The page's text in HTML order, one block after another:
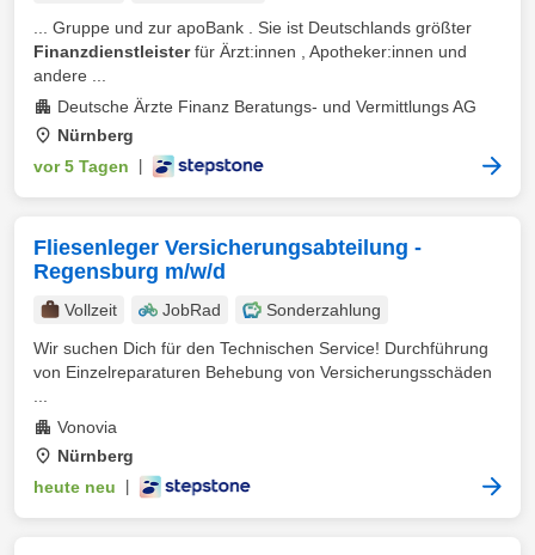
... Gruppe und zur apoBank . Sie ist Deutschlands größter
Finanzdienstleisterfür Ärzt:innen , Apotheker:innen und
andere ...
Deutsche Ärzte Finanz Beratungs- und Vermittlungs AG
Nürnberg
vor 5 Tagen
Fliesenleger Versicherungsabteilung -
Regensburg m/w/d
Vollzeit JobRad
Sonderzahlung
Wir suchen Dich für den Technischen Service! Durchführung
von Einzelreparaturen Behebung von Versicherungsschäden
Vonovia
Nürnberg
heute neu